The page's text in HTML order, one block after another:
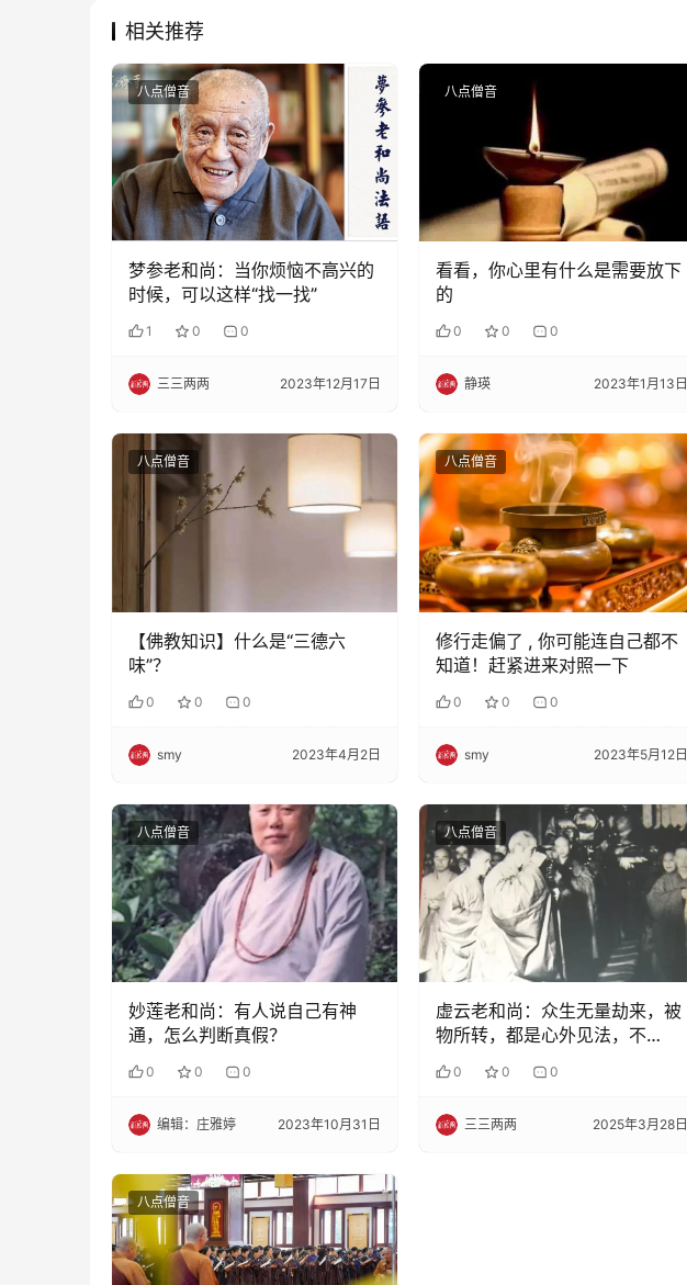
相关推荐
八点僧音
梦参老和尚：当你烦恼不高兴的
时候，可以这样“找一找”
1 0 0
三三两两 2023年12月17日
八点僧音
看看，你心里有什么是需要放下
的
0 0 0
静瑛 2023年1月13日
八点僧音
【佛教知识】什么是“三德六
味”？
0 0 0
smy 2023年4月2日
八点僧音
修行走偏了 , 你可能连自己都不
知道！赶紧进来对照一下
0 0 0
smy 2023年5月12日
八点僧音
妙莲老和尚：有人说自己有神
通，怎么判断真假？
0 0 0
编辑：庄雅婷 2023年10月31日
八点僧音
虚云老和尚：众生无量劫来，被
物所转，都是心外见法，不
知……
0 0 0
三三两两 2025年3月28日
八点僧音